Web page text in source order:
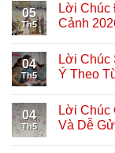
05
Th5
Lời Chúc
Cảnh
04
Th5
Lời Chúc
Ý Theo
04
Th5
Lời Chúc
Và Dễ